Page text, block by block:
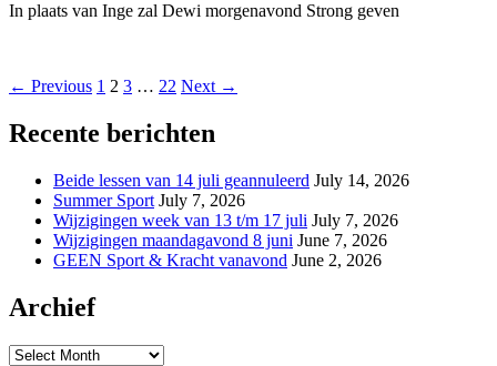
In plaats van Inge zal Dewi morgenavond Strong geven
Posts
navigation
← Previous 1 2 3 … 22 Next →
Recente berichten
Beide lessen van 14 juli geannuleerd July 14, 2026
Summer Sport July 7, 2026
Wijzigingen week van 13 t/m 17 juli July 7, 2026
Wijzigingen maandagavond 8 juni June 7, 2026
GEEN Sport & Kracht vanavond June 2, 2026
Archief
Archief